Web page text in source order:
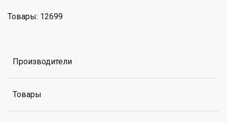
Товары: 12699
Производители
Товары